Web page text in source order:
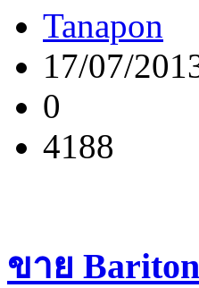
Tanapon
17/07/
0
4188
ขาย